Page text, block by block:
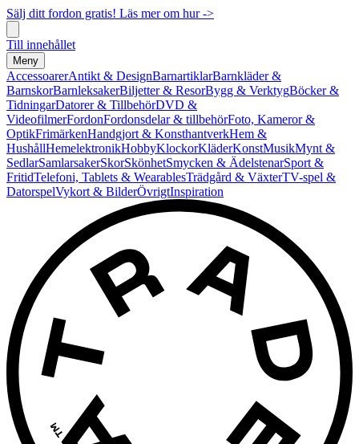
Sälj ditt fordon gratis! Läs mer om hur ->
Till innehållet
Meny
AccessoarerAntikt & DesignBarnartiklarBarnkläder &
BarnskorBarnleksakerBiljetter & ResorBygg & VerktygBöcker &
TidningarDatorer & TillbehörDVD &
VideofilmerFordonFordonsdelar & tillbehörFoto, Kameror &
OptikFrimärkenHandgjort & KonsthantverkHem &
HushållHemelektronikHobbyKlockorKläderKonstMusikMynt &
SedlarSamlarsakerSkorSkönhetSmycken & ÄdelstenarSport &
FritidTelefoni, Tablets & WearablesTrädgård & VäxterTV-spel &
DatorspelVykort & BilderÖvrigtInspiration